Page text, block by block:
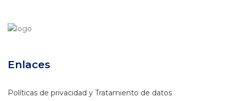
Enlaces
Políticas de privacidad y Tratamiento de datos